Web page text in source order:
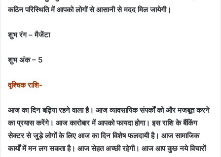
कठिन परिस्थिति में आपको लोगों से आसानी से मदद मिल जायेगी।
शुभ रंग – मैजेंटा
शुभ अंक – 5
वृश्चिक राशि-
आज का दिन बढ़िया रहने वाला है। आज व्यावसायिक संपर्कों को और मजबूत करने
का प्रयास करेंगे। आज कारोबार में आपको फायदा होगा। इस राशि के बैंकिंग
सेक्टर से जुड़े लोगों के लिए आज का दिन विशेष फलदायी है। आज सामाजिक
कार्यों में मन लग सकता है। आज सेहत अच्छी रहेगी। आज आप कुछ नये विचारों